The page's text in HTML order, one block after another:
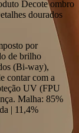
Decote ombro
dourados
por
de brilho
(Bi-way),
contar com a
UV (FPU
Malha: 85%
| 11,4%